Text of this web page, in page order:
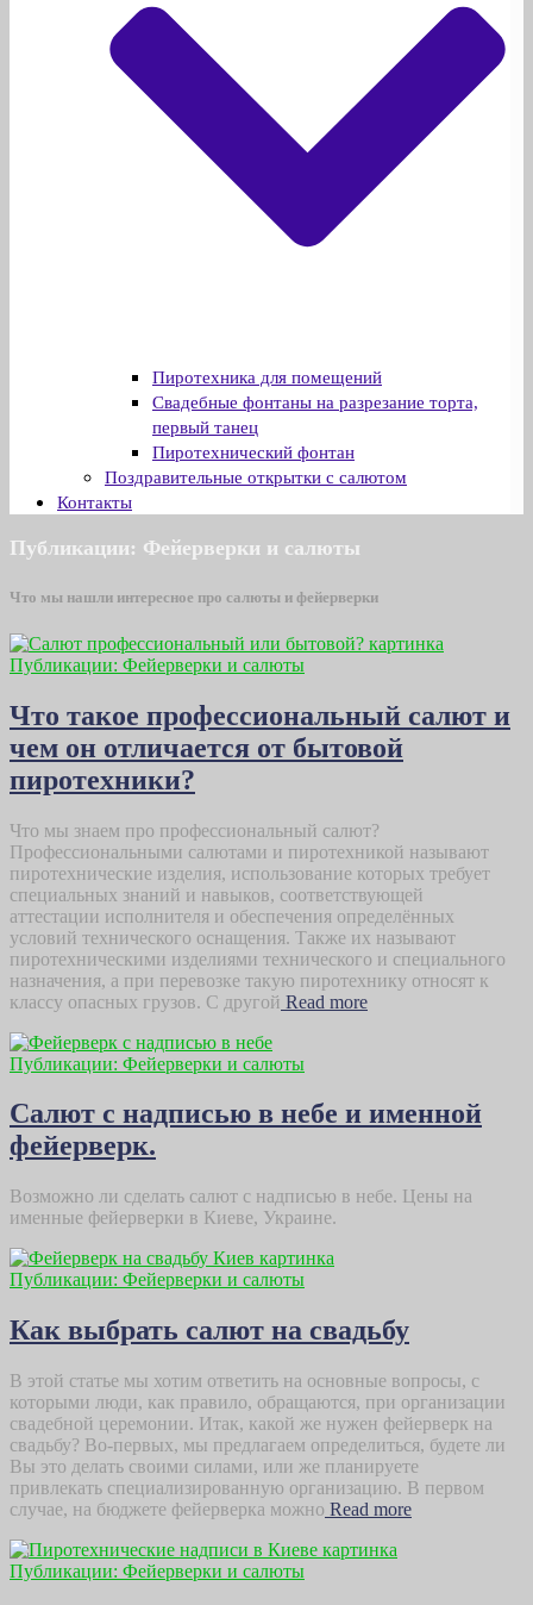
Пиротехника для помещений
Свадебные фонтаны на разрезание торта,
первый танец
Пиротехнический фонтан
Поздравительные открытки с салютом
Контакты
Публикации: Фейерверки и салюты
Что мы нашли интересное про салюты и фейерверки
Публикации: Фейерверки и салюты
Что такое профессиональный салют и
чем он отличается от бытовой
пиротехники?
Что мы знаем про профессиональный салют?
Профессиональными салютами и пиротехникой называют
пиротехнические изделия, использование которых требует
специальных знаний и навыков, соответствующей
аттестации исполнителя и обеспечения определённых
условий технического оснащения. Также их называют
пиротехническими изделиями технического и специального
назначения, а при перевозке такую пиротехнику относят к
классу опасных грузов. С другой Read more
Публикации: Фейерверки и салюты
Салют с надписью в небе и именной
фейерверк.
Возможно ли сделать салют с надписью в небе. Цены на
именные фейерверки в Киеве, Украине.
Публикации: Фейерверки и салюты
Как выбрать салют на свадьбу
В этой статье мы хотим ответить на основные вопросы, с
которыми люди, как правило, обращаются, при организации
свадебной церемонии. Итак, какой же нужен фейерверк на
свадьбу? Во-первых, мы предлагаем определиться, будете ли
Вы это делать своими силами, или же планируете
привлекать специализированную организацию. В первом
случае, на бюджете фейерверка можно Read more
Публикации: Фейерверки и салюты